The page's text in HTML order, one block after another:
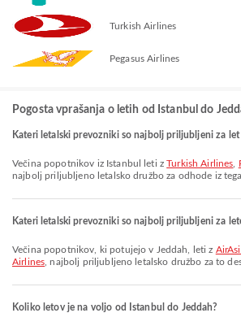
Turkish Airlines
Pegasus Airlines
Pogosta vprašanja o letih od Istanbul do
Kateri letalski prevozniki so najbolj priljubljeni za
Večina popotnikov iz Istanbul leti zTurkish Airlines
najbolj priljubljeno letalsko družbo za odhode iz tega
Kateri letalski prevozniki so najbolj priljubljeni za
Večina popotnikov, ki potujejo v Jeddah, leti z
Airlines , najbolj priljubljeno letalsko družbo za to
Koliko letov je na voljo od Istanbul do Jeddah?